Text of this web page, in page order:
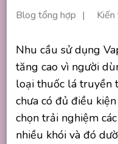
Blog tổng hợp
Nhu cầu sử dụng
tăng cao vì người
loại thuốc lá truyền
chưa có đủ điều
chọn trải nghiệm
nhiều khói và đó